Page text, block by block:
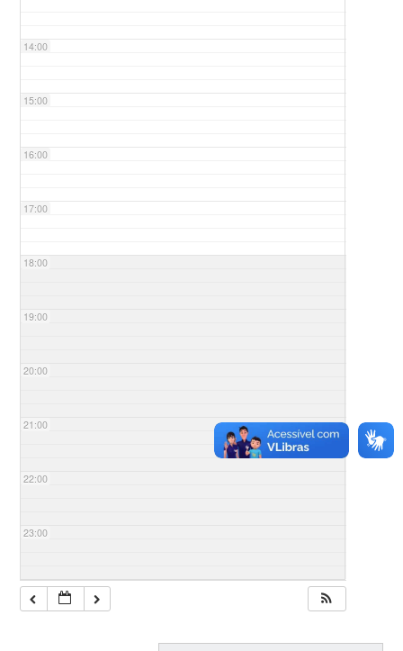
14:00
15:00
16:00
17:00
18:00
19:00
20:00
21:00
22:00
23:00